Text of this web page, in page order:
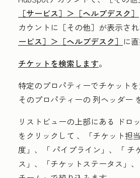
［サービス］＞ ［ヘルプデスク］
カウントに ［その他］が表示さ
ービス］＞ ［ヘルプデスク］ に
チケットを検索します。
特定のプロパティーでチケットを
そのプロパティーの 列ヘッダー
リストビューの上部にある ドロ
をクリックして 、「チケット担
度 」、「 パイプライン 」、「 チ
ス」、「チケットステータス 」